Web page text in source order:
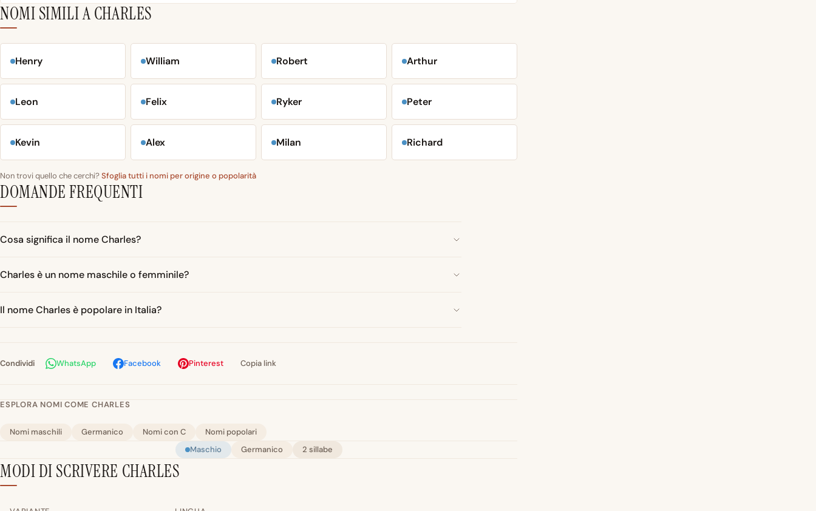
NOMI SIMILI A CHARLES
Henry William Robert Arthur
Leon Felix Ryker Peter
Kevin Alex Milan Richard
Non trovi quello che cerchi?Sfoglia tutti i nomi per origine o popolarità
DOMANDE FREQUENTI
Cosa significa il nome Charles?
Charles è un nome maschile o femminile?
Il nome Charles è popolare in Italia?
Condividi WhatsApp Facebook Pinterest Copia link
ESPLORA NOMI COME CHARLES
Nomi maschili Germanico Nomi con C
Nomi popolari
Maschio
Germanico 2 sillabe
MODI DI SCRIVERE CHARLES